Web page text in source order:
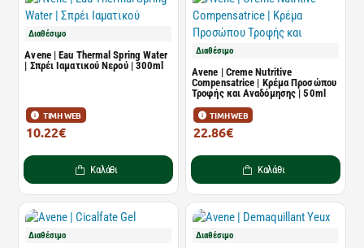
Διαθέσιμο
Avene | Eau Thermal Spring Water
| Σπρέι Ιαματικού Νερού | 300ml
ΤΙΜΗ WEB
10.22€
Καλάθι
Διαθέσιμο
Avene | Creme Nutritive
Compensatrice | Κρέμα Προσώπου
Τροφής και Αναδόμησης | 50ml
ΤΙΜΗ WEB
22.86€
Καλάθι
Διαθέσιμο Διαθέσιμο